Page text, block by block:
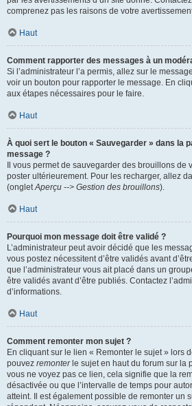
comprenez pas les raisons de votre
Haut
Comment rapporter des messages à un
Si l’administrateur l’a permis, allez sur le
voir un bouton pour rapporter le message. En
aux étapes nécessaires pour le faire.
Haut
À quoi sert le bouton « Sauvegarder » dans la
message ?
Il vous permet de sauvegarder des brouillons de
poster ultérieurement. Pour les recharger, allez
(ongletAperçu --> Gestion des brouillons).
Haut
Pourquoi mon message doit être validé ?
L’administrateur peut avoir décidé que les
vous postez nécessitent d’être validés avant
que l’administrateur vous ait placé dans un
être validés avant d’être publiés. Contactez
d’informations.
Haut
Comment remonter mon sujet ?
En cliquant sur le lien « Remonter le sujet » lors
pouvez remonterle sujet en haut du forum sur la
vous ne voyez pas ce lien, cela signifie que la
désactivée ou que l’intervalle de temps pour
atteint. Il est également possible de remonter un